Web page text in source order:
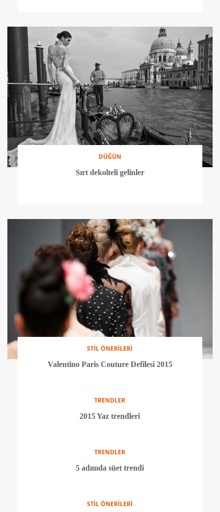
DÜĞÜN
Sırt dekolteli gelinler
STİL ÖNERİLERİ
Valentino Paris Couture Defilesi 2015